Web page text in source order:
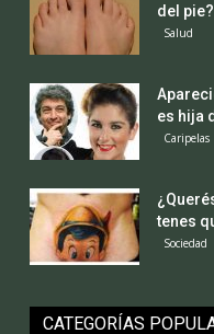
del pie?
Salud
es hija
Caripelas
tenes
Sociedad
CATEGORÍAS